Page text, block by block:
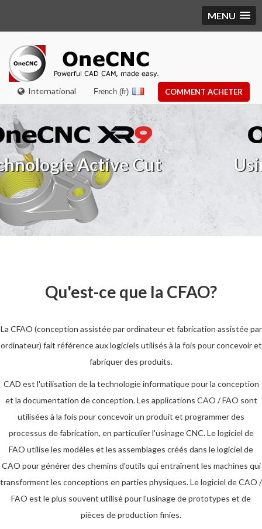
MENU
International COMMENT ACHETER
French (fr)
Cut Usinage à
Qu'est-ce que la CFAO?
La CFAO (conception assistée par ordinateur et fabrication assistée par
ordinateur) fait référence aux logiciels utilisés à la fois pour concevoir et
fabriquer des produits.
CAD est l'utilisation de la technologie informatique pour la conception
et la documentation de conception. Les applications CAO / FAO sont
utilisées à la fois pour concevoir un produit et programmer des
processus de fabrication, en particulier l'usinage CNC. Le logiciel de
FAO utilise les modèles et les assemblages créés dans le logiciel de
CAO pour générer des chemins d'outils qui entraînent les machines qui
transforment les conceptions en parties physiques. Le logiciel de CAO /
FAO est le plus souvent utilisé pour l'usinage de prototypes et de
pièces de production finies.